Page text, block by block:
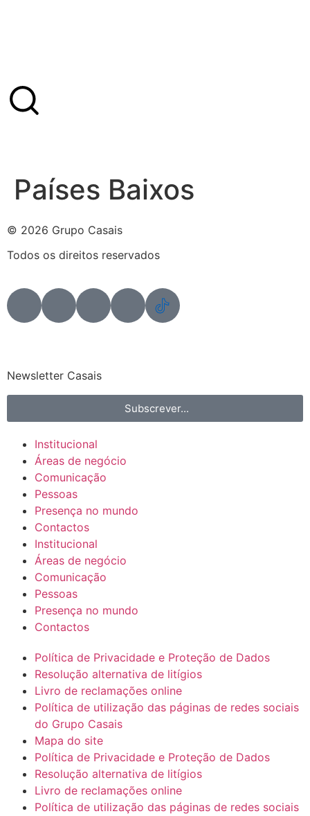
Países Baixos
© 2026 Grupo Casais
Todos os direitos reservados
Newsletter Casais
Subscrever...
Institucional
Áreas de negócio
Comunicação
Pessoas
Presença no mundo
Contactos
Institucional
Áreas de negócio
Comunicação
Pessoas
Presença no mundo
Contactos
Política de Privacidade e Proteção de Dados
Resolução alternativa de litígios
Livro de reclamações online
Política de utilização das páginas de redes sociais
do Grupo Casais
Mapa do site
Política de Privacidade e Proteção de Dados
Resolução alternativa de litígios
Livro de reclamações online
Política de utilização das páginas de redes sociais